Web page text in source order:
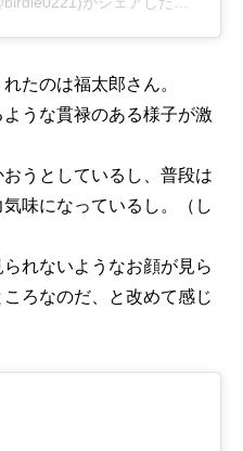
たのは福太郎さん。
うな貫禄のある様子が激
うとしているし、普段は
味になっているし。（し
れないようなお顔が見ら
ろなのだ、と改めて感じ